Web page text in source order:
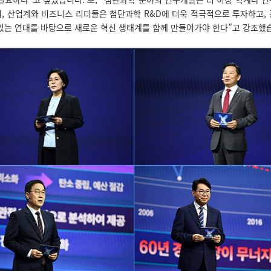
산업계와 비즈니스 리더들은 첨단과학 R&D에 더욱 적극적으로 투자하고,
는 연대를 바탕으로 새로운 혁신 생태계를 함께 만들어가야 한다”고 강조했